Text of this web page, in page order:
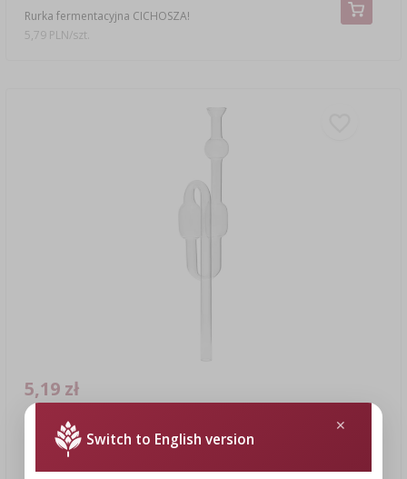
Rurka fermentacyjna CICHOSZA!
5,79 PLN/szt.
Rurka fermentacyjna szklana
5,19 zł
5,19 PLN/szt.
Switch to English version